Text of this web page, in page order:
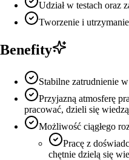
Udział w testach oraz
Tworzenie i
Benefity
Stabilne zatrudnienie
Przyjazną atmosferę
pracować, dzieli się
Możliwość ciągłego
Pracę z
chętnie dzielą się